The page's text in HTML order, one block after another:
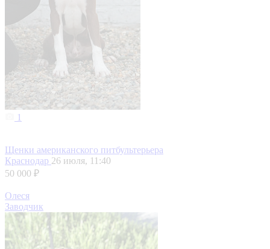
1
Щенки американского питбультерьера
Краснодар 26 июля, 11:40
50 000 ₽
Олеся
Заводчик